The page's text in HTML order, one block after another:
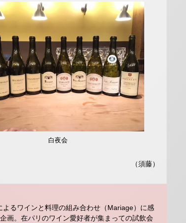
白夜会
（須藤）
るワインと料理の組み合わせ（Mariage）に感
画。在パリのワイン愛好者が集まっての試飲会